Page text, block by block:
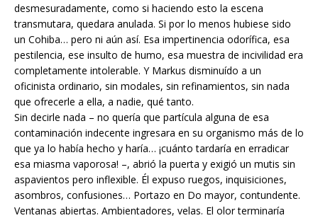
desmesuradamente, como si haciendo esto la escena
transmutara, quedara anulada. Si por lo menos hubiese sido
un Cohiba… pero ni aún así. Esa impertinencia odorífica, esa
pestilencia, ese insulto de humo, esa muestra de incivilidad era
completamente intolerable. Y Markus disminuído a un
oficinista ordinario, sin modales, sin refinamientos, sin nada
que ofrecerle a ella, a nadie, qué tanto.
Sin decirle nada – no quería que partícula alguna de esa
contaminación indecente ingresara en su organismo más de lo
que ya lo había hecho y haría… ¡cuánto tardaría en erradicar
esa miasma vaporosa! –, abrió la puerta y exigió un mutis sin
aspavientos pero inflexible. Él expuso ruegos, inquisiciones,
asombros, confusiones… Portazo en Do mayor, contundente.
Ventanas abiertas. Ambientadores, velas. El olor terminaría